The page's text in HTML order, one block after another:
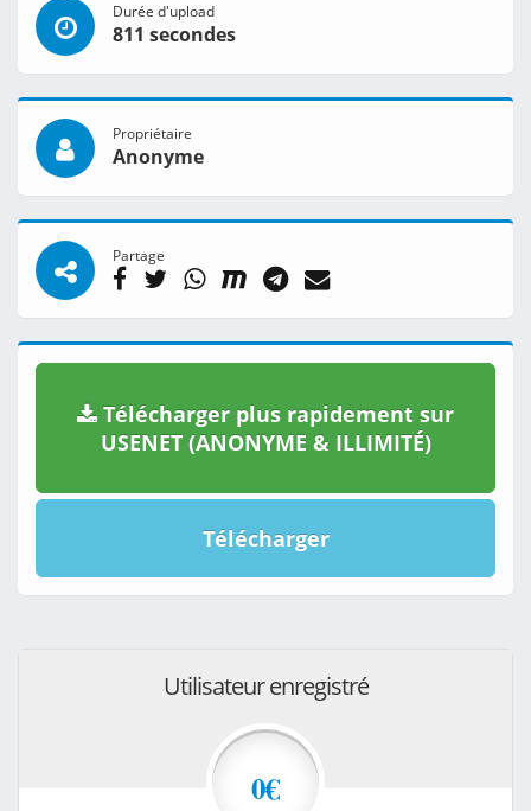
Durée d'upload
811 secondes
Propriétaire
Anonyme
Partage
Télécharger plus rapidement sur
USENET (ANONYME & ILLIMITÉ)
Télécharger
Utilisateur enregistré
0€